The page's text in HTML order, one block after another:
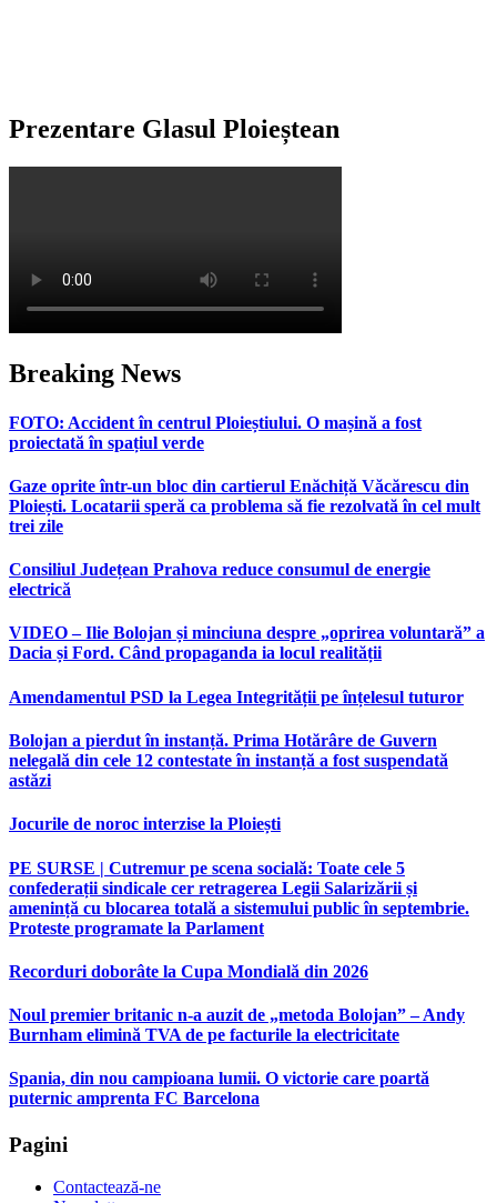
Prezentare Glasul Ploieștean
Breaking News
FOTO: Accident în centrul Ploieștiului. O mașină a fost
proiectată în spațiul verde
Gaze oprite într-un bloc din cartierul Enăchiță Văcărescu din
Ploiești. Locatarii speră ca problema să fie rezolvată în cel mult
trei zile
Consiliul Județean Prahova reduce consumul de energie
electrică
VIDEO – Ilie Bolojan și minciuna despre „oprirea voluntară” a
Dacia și Ford. Când propaganda ia locul realității
Amendamentul PSD la Legea Integrității pe înțelesul tuturor
Bolojan a pierdut în instanță. Prima Hotărâre de Guvern
nelegală din cele 12 contestate în instanță a fost suspendată
astăzi
Jocurile de noroc interzise la Ploiești
PE SURSE | Cutremur pe scena socială: Toate cele 5
confederații sindicale cer retragerea Legii Salarizării și
amenință cu blocarea totală a sistemului public în septembrie.
Proteste programate la Parlament
Recorduri doborâte la Cupa Mondială din 2026
Noul premier britanic n-a auzit de „metoda Bolojan” – Andy
Burnham elimină TVA de pe facturile la electricitate
Spania, din nou campioana lumii. O victorie care poartă
puternic amprenta FC Barcelona
Pagini
Contactează-ne